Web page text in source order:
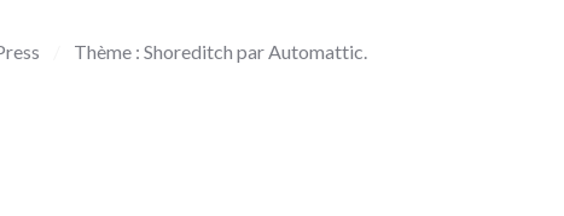
Thème : Shoreditch parAutomattic.